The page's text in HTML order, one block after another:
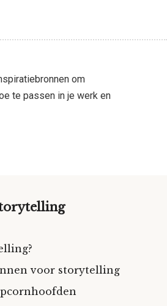
om
te passen in je werk en
voor storytelling